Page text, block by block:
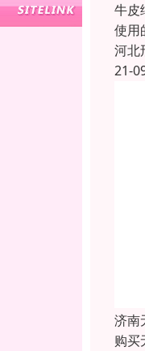
牛皮
使用
河北
21-
济南
购买